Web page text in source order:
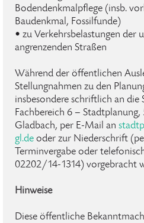
Bodendenkmalpflege (insb.
Baudenkmal, Fossilfunde)
• zu Verkehrsbelastungen der
angrenzenden Straßen
Während der öffentlichen
Stellungnahmen zu den
insbesondere schriftlich an die
Fachbereich 6 – Stadtplanung,
Gladbach, per E-Mail an
gl.de oder zur Niederschrift
Terminvergabe oder
02202/14-1314) vorgebracht
Hinweise
Diese öffentliche